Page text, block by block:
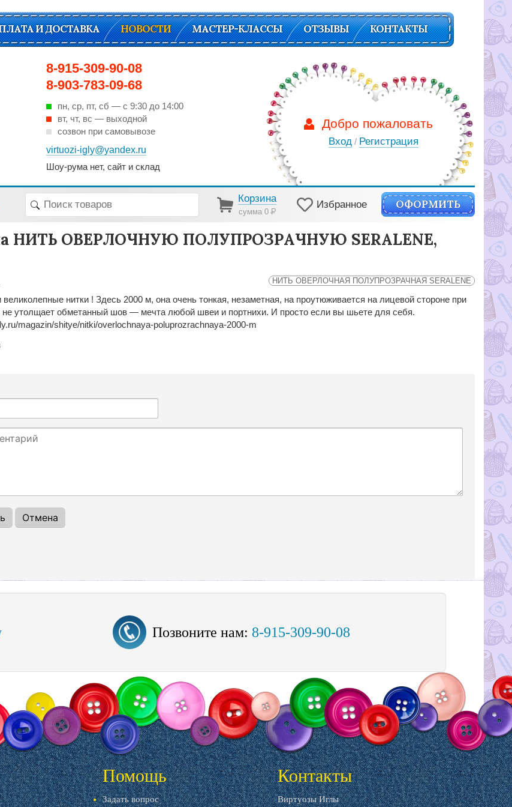
8-915-309-90-08
8-903-783-09-68
пн, ср, пт, cб — с 9:30 до 14:00
вт, чт, вс — выходной
созвон при самовывозе
virtuozi-igly@yandex.ru
Шоу-рума нет, сайт и склад
И ДОСТАВКА НОВОСТИ МАСТЕР-КЛАССЫ ОТЗЫВЫ КОНТАКТЫ
Добро пожаловать
Вход / Регистрация
Корзина
сумма 0Р
Избранное ОФОРМИТЬ
НИТЬ ОВЕРЛОЧНУЮ ПОЛУПРОЗРАЧНУЮ SERALENE,
НИТЬ ОВЕРЛОЧНАЯ ПОЛУПРОЗРАЧНАЯ SERALENE
великолепные нитки ! Здесь 2000 м, она очень тонкая, незаметная, на проутюживается на лицевой стороне при
не утолщает обметанный шов — мечта любой швеи и портнихи. И просто если вы шьете для себя.
magazin/shitye/nitki/overlochnaya-poluprozrachnaya-2000-m
Позвоните нам: 8-915-309-90-08
Помощь
Задать вопрос
Контакты
Виртуозы Иглы